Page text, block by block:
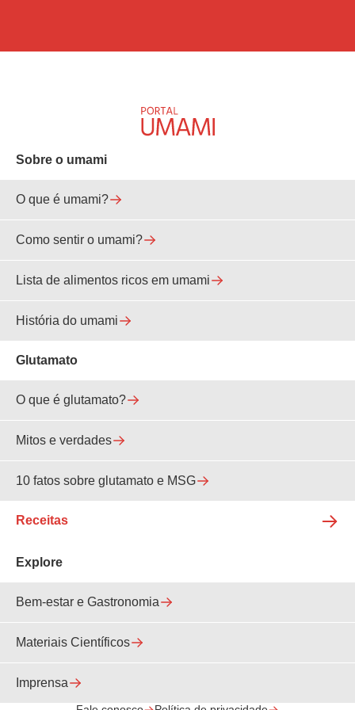
Sobre o umami
O que é umami?
Como sentir o umami?
Lista de alimentos ricos em umami
História do umami
Glutamato
O que é glutamato?
Mitos e verdades
10 fatos sobre glutamato e MSG
Receitas
Explore
Bem-estar e Gastronomia
Materiais Científicos
Imprensa